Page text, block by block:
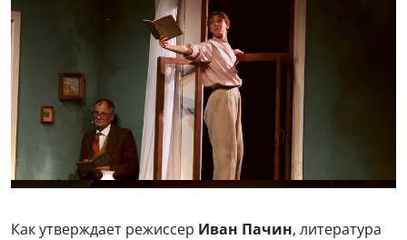
Как утверждает режиссер Иван Пачин, литература